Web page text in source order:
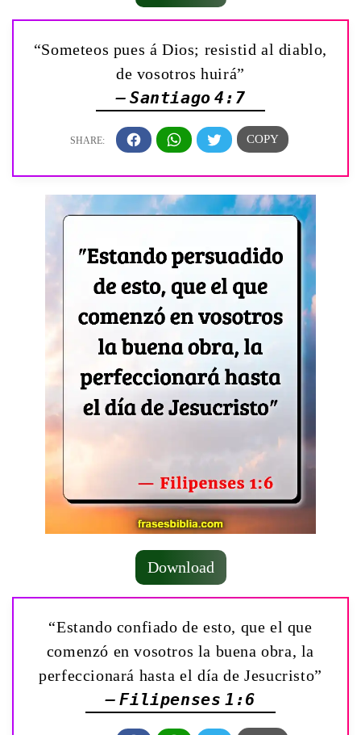
“Someteos pues á Dios; resistid al diablo,
de vosotros huirá”
— Santiago 4:7
Download
“Estando confiado de esto, que el que
comenzó en vosotros la buena obra, la
perfeccionará hasta el día de Jesucristo”
— Filipenses 1:6